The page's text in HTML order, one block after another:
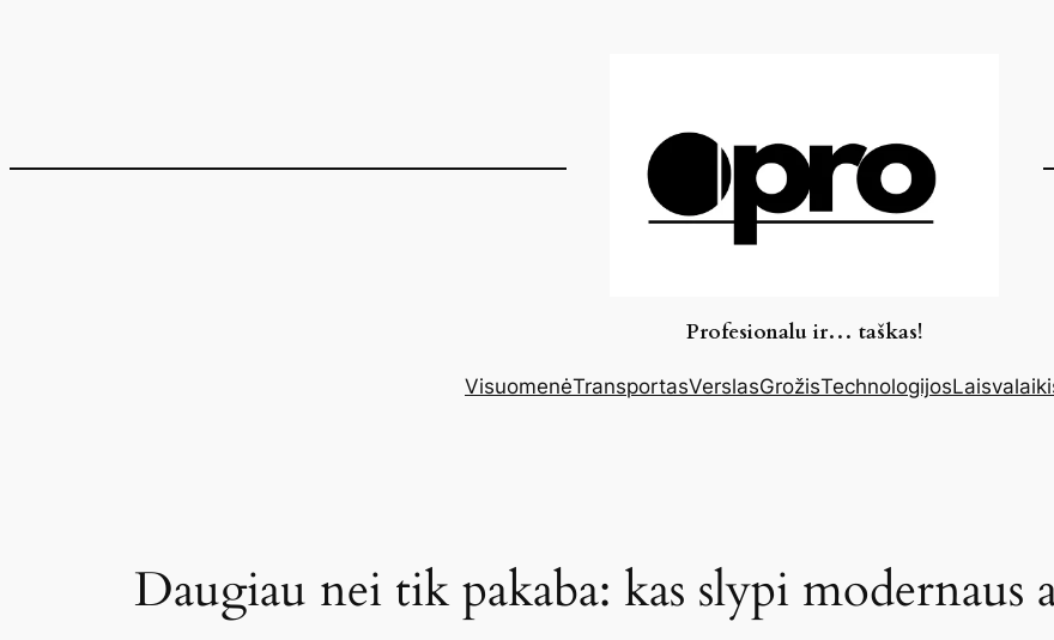
Profesionalu ir… taškas!
VisuomenėTransportasVerslasGrožisTechnologijos
Daugiau nei tik pakaba: kas slypi modernaus